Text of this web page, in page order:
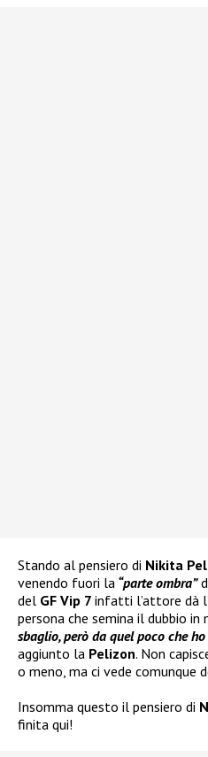
Stando al pensiero di Nikita
venendo fuori la “parte ombra”
del GF Vip 7 infatti l’attore dà
persona che semina il dubbio in
sbaglio, però da quel poco che
aggiunto la Pelizon. Non
o meno, ma ci vede comunque
Insomma questo il pensiero di
finita qui!